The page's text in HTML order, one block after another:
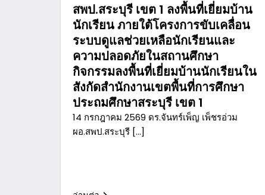
สพป.สระบุรี เขต 1 ลงพื้นที่เยี่ยมบ้าน
นักเรียน ภายใต้โครงการขับเคลื่อน
ระบบดูแลช่วยเหลือนักเรียนและ
ความปลอดภัยในสถานศึกษา
กิจกรรมลงพื้นที่เยี่ยมบ้านนักเรียนใน
สังกัดสำนักงานเขตพื้นที่การศึกษา
ประถมศึกษาสระบุรี เขต 1
14 กรกฎาคม 2569 ดร.จันทร์เพ็ญ เพ็ชรอ่วม
ผอ.สพป.สระบุรี […]